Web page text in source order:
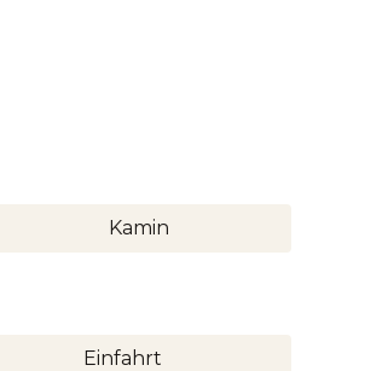
Kamin
Einfahrt